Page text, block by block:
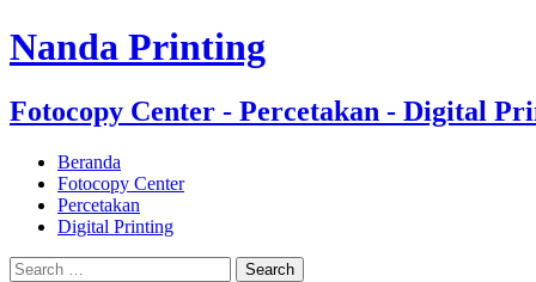
Nanda Printing
Fotocopy Center - Percetakan - Digital
Beranda
Fotocopy Center
Percetakan
Digital Printing